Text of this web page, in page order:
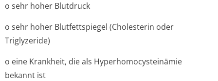
o sehr hoher Blutdruck
o sehr hoher Blutfettspiegel (Cholesterin oder
Triglyzeride)
o eine Krankheit, die als Hyperhomocyste­inämie
bekannt ist